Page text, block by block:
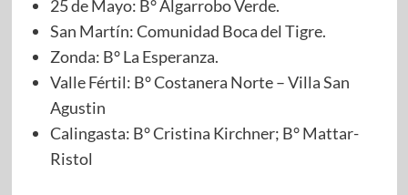
25 de Mayo: B° Algarrobo Verde.
San Martín: Comunidad Boca del Tigre.
Zonda: B° La Esperanza.
Valle Fértil: B° Costanera Norte – Villa San
Agustin
Calingasta: B° Cristina Kirchner; B° Mattar-
Ristol